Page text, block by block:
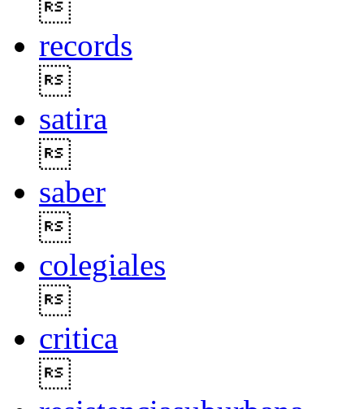
records
satira
saber
colegiales
critica